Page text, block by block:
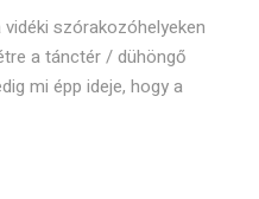
szórakozóhelyeken
a tánctér / dühöngő
mi épp ideje, hogy a